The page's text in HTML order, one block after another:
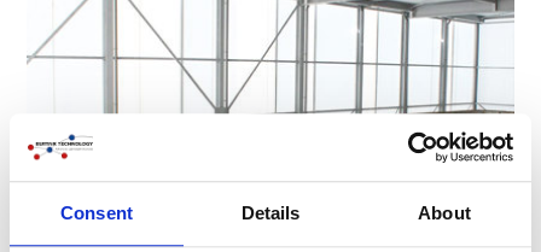
Consent Details About